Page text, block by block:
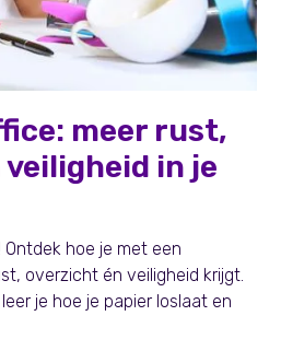
meer rust,
in je
hoe je met een
overzicht én veiligheid krijgt.
je hoe je papier loslaat en